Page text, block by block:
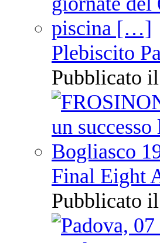
Plebiscito
Pubblicato
Final Eight
Pubblicato